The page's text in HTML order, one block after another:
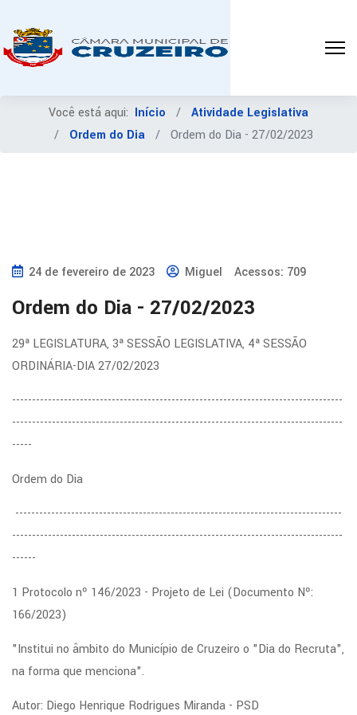
Você está aqui: Início
Atividade Legislativa
Ordem do Dia
Ordem do Dia - 27/02/2023
24 de fevereiro de 2023 Miguel Acessos: 709
Ordem do Dia - 27/02/2023
29ª LEGISLATURA, 3ª SESSÃO LEGISLATIVA, 4ª SESSÃO
ORDINÁRIA-DIA 27/02/2023
-----------------------------------------------------------------------------------
-----------------------------------------------------------------------------------
-----
Ordem do Dia
----------------------------------------------------------------------------------
-----------------------------------------------------------------------------------
------
1 Protocolo nº 146/2023 - Projeto de Lei (Documento Nº:
166/2023)
"Institui no âmbito do Município de Cruzeiro o "Dia do Recruta",
na forma que menciona".
Autor: Diego Henrique Rodrigues Miranda - PSD